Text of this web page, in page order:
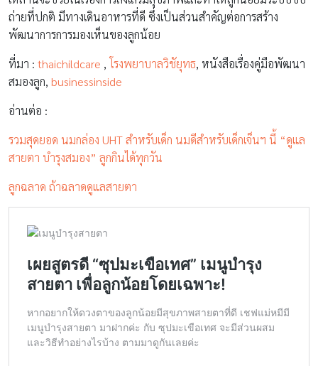
ถ่ายที่ปกติ มีทางเดินอาหารที่ดี ซึ่งเป็นส่วนสำคัญต่อการสร้าง
พัฒนาการการมองเห็นของลูกน้อย
ที่มา : thaichildcare , โรงพยาบาลวิชัยุทธ, หนังสือเรื่องคู่มือพัฒนา
สมองลูก, businessinside
อ่านต่อ :
รวมสุดยอด นมกล่อง UHT สำหรับเด็ก นมดีสำหรับเด็กเจ็นฯ นี้ “ดูแล
สายตา บำรุงสมอง” ลูกกินได้ทุกวัน
ลูกฉลาด ถ้าฉลาดดูแลสายตา